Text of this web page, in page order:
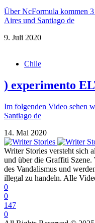
Über NcFormula kommen
Aires und Santiago de
9. Juli 2020
Chile
) experimento
Im folgenden Video sehen
Santiago de
14. Mai 2020
Writer Stories versteht sich
und über die Graffiti
des Vandalismus und
illegal zu handeln. Alle
0
0
147
0